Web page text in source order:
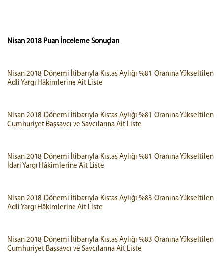
Nisan 2018 Puan İnceleme Sonuçları
Nisan 2018 Dönemi İtibarıyla Kıstas Aylığı %81 Oranına Yükseltilen
Adli Yargı Hâkimlerine Ait Liste
Nisan 2018 Dönemi İtibarıyla Kıstas Aylığı %81 Oranına Yükseltilen
Cumhuriyet Başsavcı ve Savcılarına Ait Liste
Nisan 2018 Dönemi İtibarıyla Kıstas Aylığı %81 Oranına Yükseltilen
İdari Yargı Hâkimlerine Ait Liste
Nisan 2018 Dönemi İtibarıyla Kıstas Aylığı %83 Oranına Yükseltilen
Adli Yargı Hâkimlerine Ait Liste
Nisan 2018 Dönemi İtibarıyla Kıstas Aylığı %83 Oranına Yükseltilen
Cumhuriyet Başsavcı ve Savcılarına Ait Liste